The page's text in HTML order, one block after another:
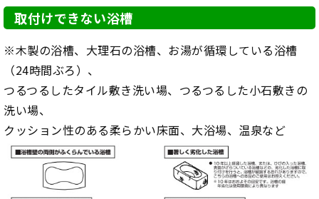
取付けできない浴槽
※木製の浴槽、大理石の浴槽、お湯が循環している浴槽
（24時間ぶろ）、
つるつるしたタイル敷き洗い場、つるつるした小石敷きの
洗い場、
クッション性のある柔らかい床面、大浴場、温泉など